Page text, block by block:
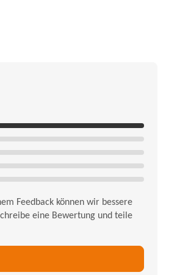
Feedback können wir bessere
eine Bewertung und teile